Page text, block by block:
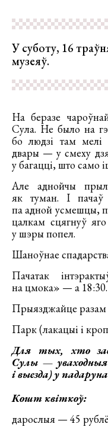
У суботу, 16
музеяў.
На беразе
Сула. Не было на
бо людзі там
двары — у смеху
у багацці, што само
Але аднойчы
як туман. І пачаў
па адной усмешцы,
цалкам сцягнуў
у шэры попел.
Шаноўнае
Пачатак
на цмока» — а 18:30.
Прыязджайце разам
Парк (лакацыі і
Для тых, хто
Сулы — уваходныя
і выезда) у
Кошт квіткоў:
дарослыя — 45